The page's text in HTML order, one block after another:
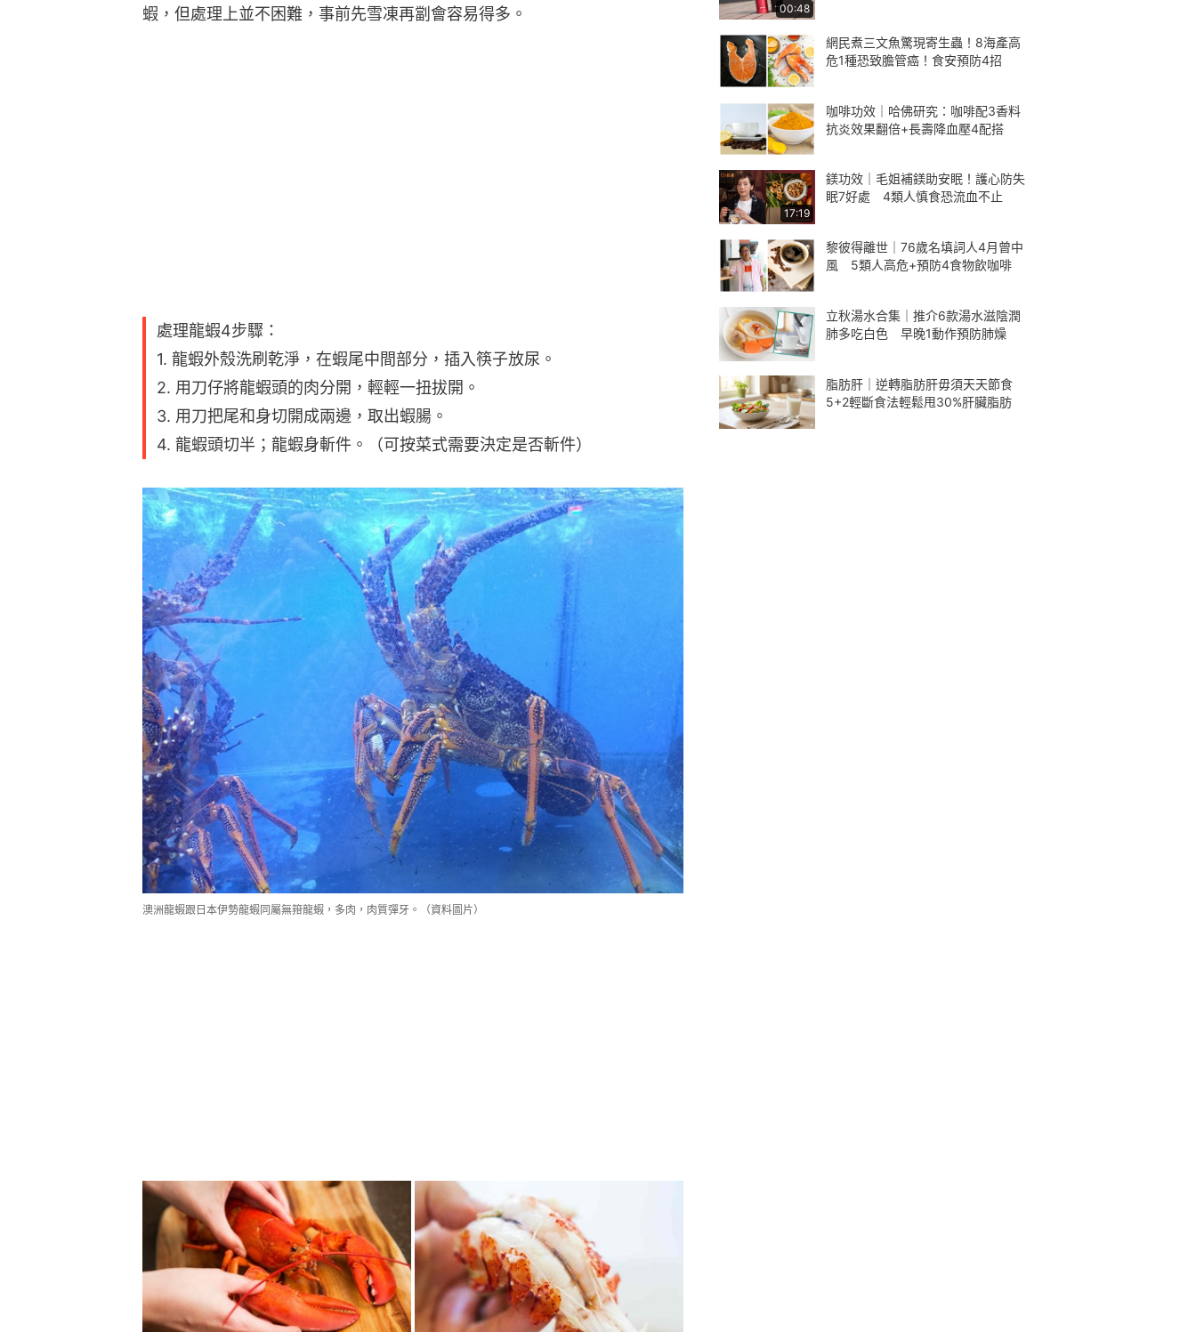
蝦，但處理上並不困難，事前先雪凍再劏會容易得多。
處理龍蝦4步驟：
1. 龍蝦外殼洗刷乾淨，在蝦尾中間部分，插入筷子放尿。
2. 用刀仔將龍蝦頭的肉分開，輕輕一扭拔開。
3. 用刀把尾和身切開成兩邊，取出蝦腸。
4. 龍蝦頭切半；龍蝦身斬件。（可按菜式需要決定是否斬件）
澳洲龍蝦跟日本伊勢龍蝦同屬無箝龍蝦，多肉，肉質彈牙。（資料圖片）
00:48
網民煮三文魚驚現寄生蟲！8海產高
危1種恐致膽管癌！食安預防4招
咖啡功效｜哈佛研究：咖啡配3香料
抗炎效果翻倍+長壽降血壓4配搭
17:19
鎂功效｜毛姐補鎂助安眠！護心防失
眠7好處 4類人慎食恐流血不止
黎彼得離世｜76歲名填詞人4月曾中
風 5類人高危+預防4食物飲咖啡
立秋湯水合集｜推介6款湯水滋陰潤
肺多吃白色 早晚1動作預防肺燥
脂肪肝｜逆轉脂肪肝毋須天天節食
5+2輕斷食法輕鬆甩30%肝臟脂肪